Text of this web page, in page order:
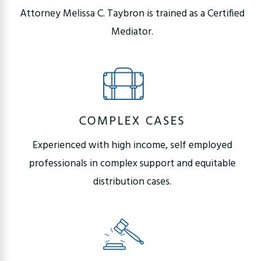
Attorney Melissa C. Taybron is trained as a Certified
Mediator.
COMPLEX CASES
Experienced with high income, self employed
professionals in complex support and equitable
distribution cases.